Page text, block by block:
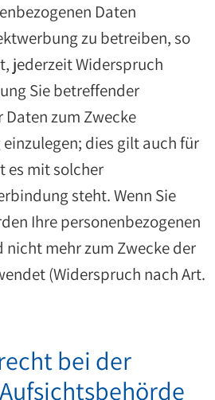
Daten
zu betreiben, so
jederzeit Widerspruch
Sie betreffender
zum Zwecke
dies gilt auch für
es mit solcher
steht. Wenn Sie
Ihre personenbezogenen
nicht mehr zum Zwecke der
(Widerspruch nach Art.
bei der